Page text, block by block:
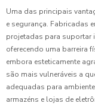
Uma das principais
e segurança. Fabricadas
projetadas para suportar
oferecendo uma barreira
embora esteticamente
são mais vulneráveis a
adequadas para
armazéns e lojas de